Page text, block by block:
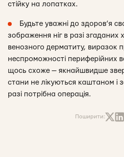
стійку на лопатках.
Будьте уважні до здоров’я
зображення ніг в разі згаданих
венозного дерматиту, виразок
неспроможності периферійних
щось схоже — якнайшвидше
стани не лікуються каштаном і
разі потрібна операція.
Поширити: